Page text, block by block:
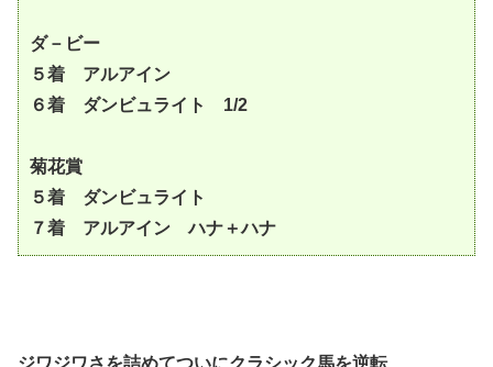
ダ－ビー
５着 アルアイン
６着 ダンビュライト 1/2
菊花賞
５着 ダンビュライト
７着 アルアイン ハナ＋ハナ
ジワジワさを詰めてついにクラシック馬を逆転